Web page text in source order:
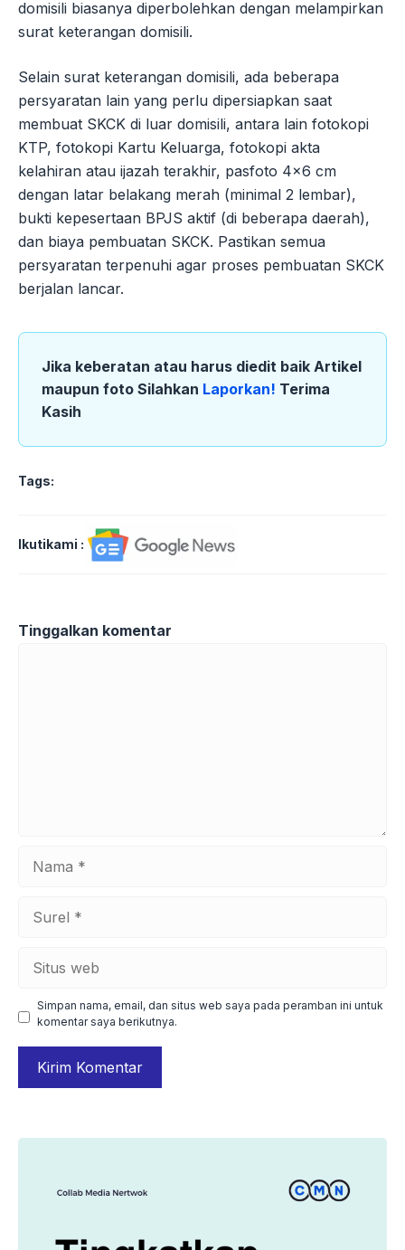
domisili biasanya diperbolehkan dengan melampirkan
surat keterangan domisili.
Selain surat keterangan domisili, ada beberapa
persyaratan lain yang perlu dipersiapkan saat
membuat SKCK di luar domisili, antara lain fotokopi
KTP, fotokopi Kartu Keluarga, fotokopi akta
kelahiran atau ijazah terakhir, pasfoto 4×6 cm
dengan latar belakang merah (minimal 2 lembar),
bukti kepesertaan BPJS aktif (di beberapa daerah),
dan biaya pembuatan SKCK. Pastikan semua
persyaratan terpenuhi agar proses pembuatan SKCK
berjalan lancar.
Jika keberatan atau harus diedit baik Artikel
maupun foto Silahkan Laporkan! Terima
Kasih
Tags:
Ikutikami :
Tinggalkan komentar
Simpan nama, email, dan situs web saya pada peramban ini untuk
komentar saya berikutnya.